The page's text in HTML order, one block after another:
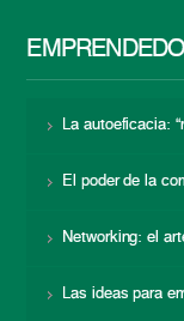
La autoeficacia:
El poder de la
Networking: el
Las ideas para